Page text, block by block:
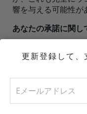
響を与える可能性が
あなたの承諾に関し
を使用することに
ータの処理、集計デ
す。
更新登録して、